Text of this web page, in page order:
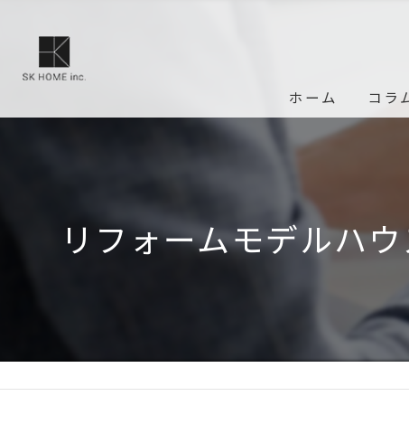
ホーム コラ
リフォームモデルハ